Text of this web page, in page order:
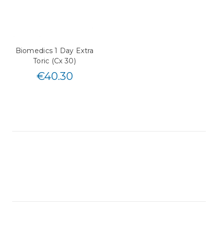
Biomedics 1 Day Extra
Toric (Cx 30)
€40.30